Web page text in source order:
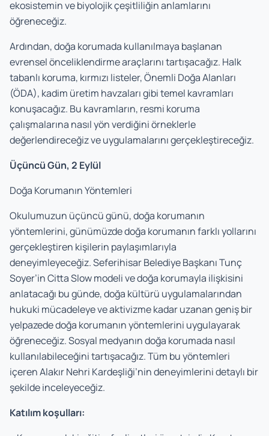
ekosistemin ve biyolojik çeşitliliğin anlamlarını
öğreneceğiz.
Ardından, doğa korumada kullanılmaya başlanan
evrensel önceliklendirme araçlarını tartışacağız. Halk
tabanlı koruma, kırmızı listeler, Önemli Doğa Alanları
(ÖDA), kadim üretim havzaları gibi temel kavramları
konuşacağız. Bu kavramların, resmi koruma
çalışmalarına nasıl yön verdiğini örneklerle
değerlendireceğiz ve uygulamalarını gerçekleştireceğiz.
Üçüncü Gün, 2 Eylül
Doğa Korumanın Yöntemleri
Okulumuzun üçüncü günü, doğa korumanın
yöntemlerini, günümüzde doğa korumanın farklı yollarını
gerçekleştiren kişilerin paylaşımlarıyla
deneyimleyeceğiz. Seferihisar Belediye Başkanı Tunç
Soyer’in Citta Slow modeli ve doğa korumayla ilişkisini
anlatacağı bu günde, doğa kültürü uygulamalarından
hukuki mücadeleye ve aktivizme kadar uzanan geniş bir
yelpazede doğa korumanın yöntemlerini uygulayarak
öğreneceğiz. Sosyal medyanın doğa korumada nasıl
kullanılabileceğini tartışacağız. Tüm bu yöntemleri
içeren Alakır Nehri Kardeşliği’nin deneyimlerini detaylı bir
şekilde inceleyeceğiz.
Katılım koşulları: